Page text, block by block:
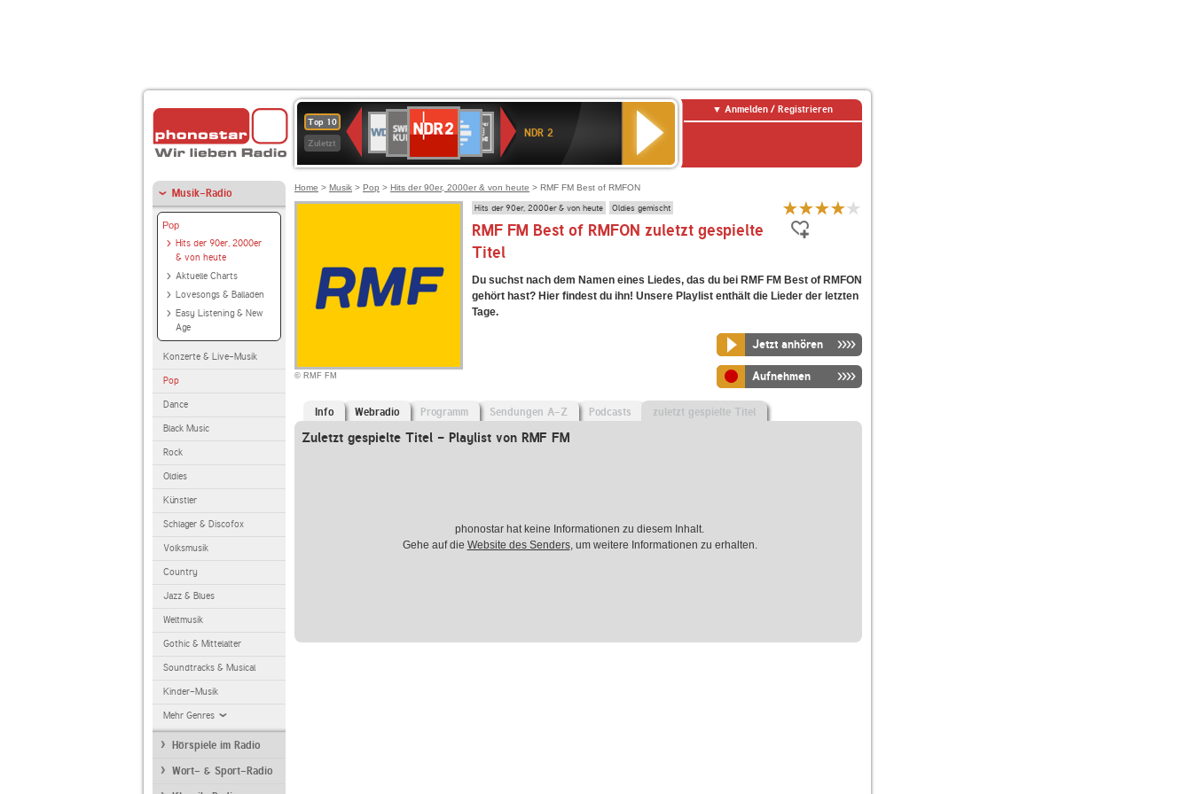
Top 10
Zuletzt
Deutschlandfunk
80er
90er
OLDIE
ANTENNE
SWR3
WDR
4
BR-
KLASSIK
Deutschlandfunk
Kultur
ANTENNE
BAYERN
2
Kultur
2
NDR 2
Anmelden / Registrieren
Musik-Radio
Pop
Hits der 90er, 2000er
& von heute
Aktuelle Charts
Lovesongs & Balladen
Easy Listening & New
Age
Konzerte & Live-Musik
Pop
Dance
Black Music
Rock
Oldies
Künstler
Schlager & Discofox
Volksmusik
Country
Jazz & Blues
Weltmusik
Gothic & Mittelalter
Soundtracks & Musical
Kinder-Musik
Mehr Genres
Hörspiele im Radio
Wort- & Sport-Radio
Home > Musik > Pop > Hits der 90er, 2000er & von heute > RMF FM Best of RMFON
© RMF FM
Hits der 90er, 2000er & von heute Oldies gemischt
RMF FM Best of RMFON zuletzt gespielte
Titel
Du suchst nach dem Namen eines Liedes, das du bei RMF FM Best of RMFON
gehört hast? Hier findest du ihn! Unsere Playlist enthält die Lieder der letzten
Tage.
Jetzt anhören
Aufnehmen
Info Webradio Programm Sendungen A-Z Podcasts zuletzt gespielte Titel
Zuletzt gespielte Titel - Playlist von RMF FM
phonostar hat keine Informationen zu diesem Inhalt.
Gehe auf die Website des Senders, um weitere Informationen zu erhalten.